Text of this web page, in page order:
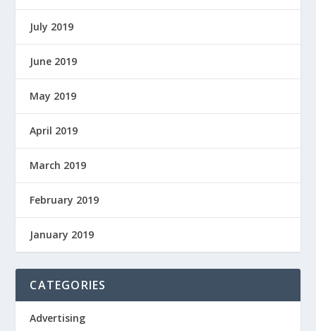
July 2019
June 2019
May 2019
April 2019
March 2019
February 2019
January 2019
CATEGORIES
Advertising